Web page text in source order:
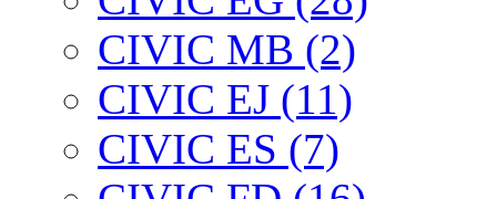
CIVIC МВ (2)
CIVIC EJ (11)
CIVIC ES (7)